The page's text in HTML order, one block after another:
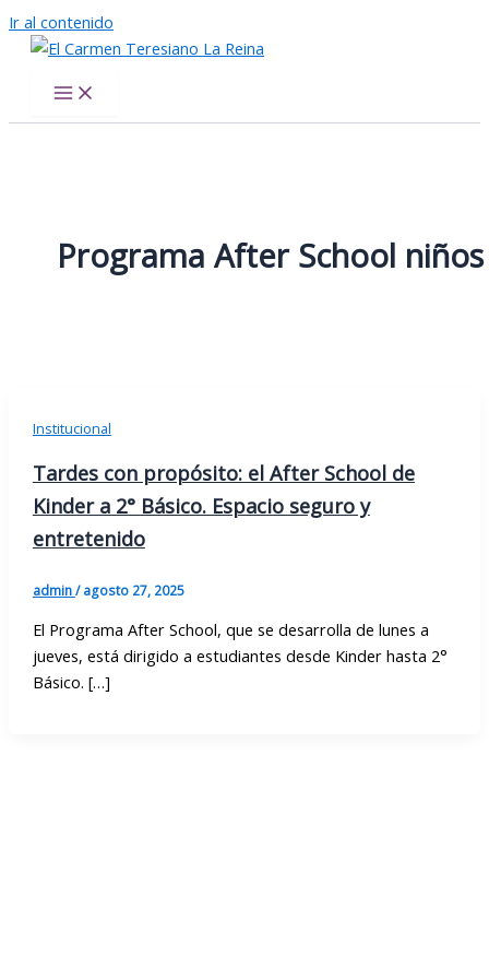
Ir al contenido
Programa After School niños
Institucional
Tardes con propósito: el After School de
Kinder a 2° Básico. Espacio seguro y
entretenido
admin/agosto 27, 2025
El Programa After School, que se desarrolla de lunes a
jueves, está dirigido a estudiantes desde Kinder hasta 2°
Básico. […]